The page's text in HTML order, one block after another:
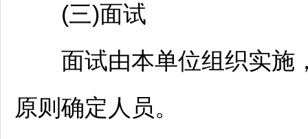
(三)面试
面试由本单位组织实施
原则确定人员。